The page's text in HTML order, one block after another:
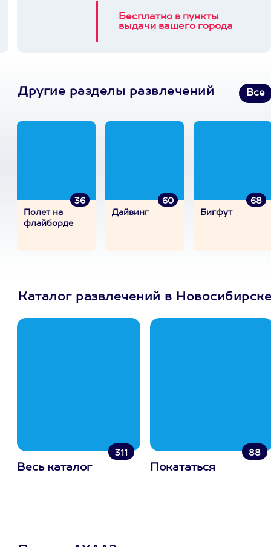
Бесплатно в пункты
выдачи вашего города
Другие разделы развлечений Все
36
Полет на
флайборде
60
Дайвинг
68
Бигфут
Каталог развлечений в Новосибирске
311
Весь каталог
88
Покататься